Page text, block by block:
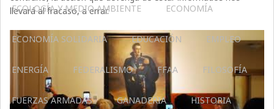
ECOLOGÍA Y MEDIO AMBIENTE ECONOMÍA
ECONOMÍA SOLIDARIA EDUCACIÓN EMPLEO
ENERGÍA FEDERALISMO FFAA FILOSOFÍA
FUERZAS ARMADAS GANADERIA HISTORIA
llevará al fracaso, a errar.